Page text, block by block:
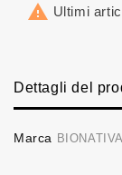
 Ultimi
Dettagli del
Marca